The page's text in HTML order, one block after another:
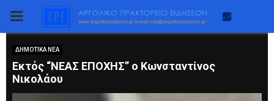
PRIMARY
MENU
ΔΗΜΟΤΙΚΑ ΝΕΑ
Εκτός “ΝΕΑΣ ΕΠΟΧΗΣ” ο Κωνσταντίνος
Νικολάου